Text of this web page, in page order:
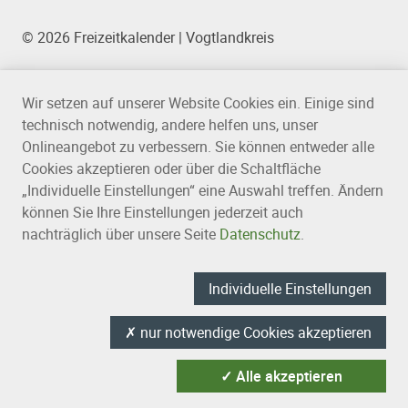
© 2026 Freizeitkalender | Vogtlandkreis
Wir setzen auf unserer Website Cookies ein. Einige sind
technisch notwendig, andere helfen uns, unser
Onlineangebot zu verbessern. Sie können entweder alle
Cookies akzeptieren oder über die Schaltfläche
„Individuelle Einstellungen“ eine Auswahl treffen. Ändern
können Sie Ihre Einstellungen jederzeit auch
nachträglich über unsere Seite Datenschutz.
✓ Alle akzeptieren
Individuelle Einstellungen
✗ nur notwendige Cookies akzeptieren